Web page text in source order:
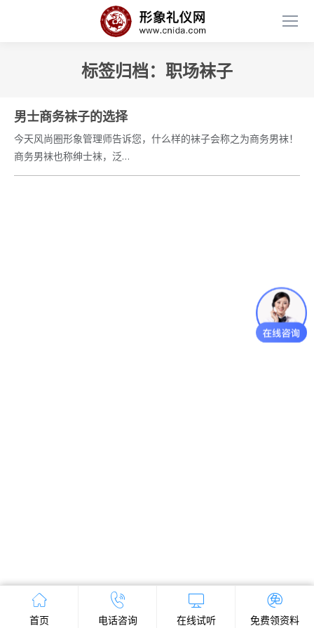
标签归档： 职场袜子
男士商务袜子的选择
今天风尚圈形象管理师告诉您，什么样的袜子会称之为商务男袜！
商务男袜也称绅士袜，泛…
首页 电话咨询 在线试听 免费领资料